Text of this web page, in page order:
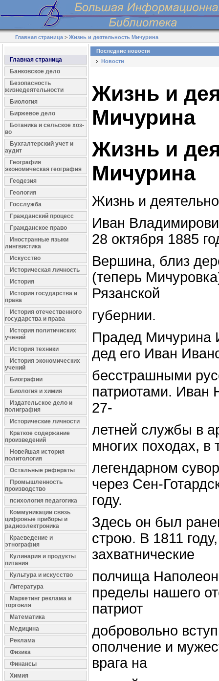
Главная страница >Жизнь и деятельность Мичурина
Главная страница
Банковское дело
Безопасность
жизнедеятельности
Биология
Биржевое дело
Ботаника и сельское хоз-
во
Бухгалтерский учет и
аудит
География
экономическая география
Геодезия
Геология
Госслужба
Гражданский процесс
Гражданское право
Иностранные языки
лингвистика
Искусство
Историческая личность
История
История государства и
права
История отечественного
государства и права
История политичиских
учений
История техники
История экономических
учений
Биографии
Биология и химия
Издательское дело и
полиграфия
Исторические личности
Краткое содержание
произведений
Новейшая история
политология
Остальные рефераты
Промышленность
производство
психология педагогика
Коммуникации связь
цифровые приборы и
радиоэлектроника
Краеведение и
этнография
Кулинария и продукты
питания
Культура и искусство
Литература
Маркетинг реклама и
торговля
Математика
Медицина
Реклама
Физика
Финансы
Химия
Последние новости
Новости
Жизнь и
Мичурина
Жизнь и
Мичурина
Жизнь и
Иван
28 октября 1885
Вершина, близ
(теперь
Рязанской
губернии.
Прадед Мичурина
дед его Иван
бесстрашными
патриотами. Иван
27-
летней службы в
многих походах, в
легендарном
через Сен-
году.
Здесь он был
строю. В 1811
захватнические
полчища
пределы нашего
патриот
добровольно
ополчение и
врага на